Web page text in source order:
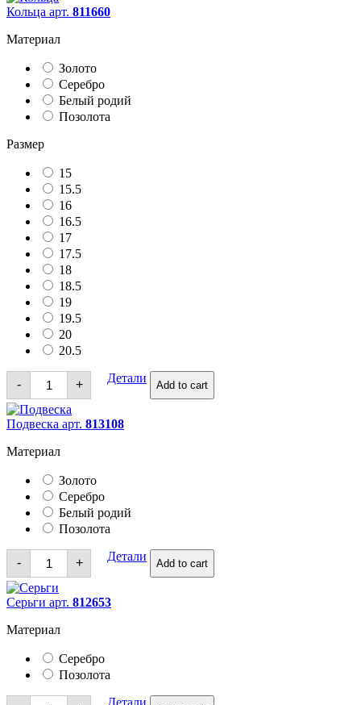
Кольца арт. 811660
Материал
Золото
Серебро
Белый родий
Позолота
Размер
15
15.5
16
16.5
17
17.5
18
18.5
19
19.5
20
20.5
-
Кольца
quantity
+ Детали
Add to cart
Подвеска арт. 813108
Материал
Золото
Серебро
Белый родий
Позолота
-
Подвеска
quantity
+ Детали
Add to cart
Серьги арт. 812653
Материал
Серебро
Позолота
Серьги
Детали